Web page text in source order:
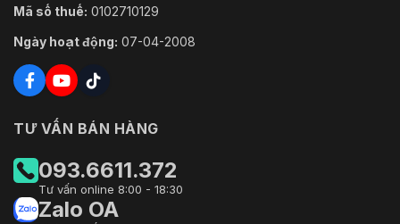
Mã số thuế: 0102710129
Ngày hoạt động: 07-04-2008
TƯ VẤN BÁN HÀNG
093.6611.372
Tư vấn online 8:00 - 18:30
Zalo OA